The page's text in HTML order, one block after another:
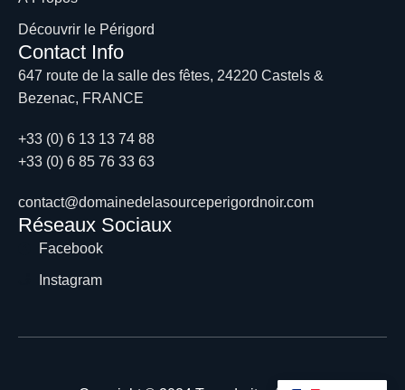
Découvrir le Périgord
Contact Info
647 route de la salle des fêtes, 24220 Castels &
Bezenac, FRANCE
+33 (0) 6 13 13 74 88
+33 (0) 6 85 76 33 63
contact@domainedelasourceperigordnoir.com
Réseaux Sociaux
Facebook
Instagram